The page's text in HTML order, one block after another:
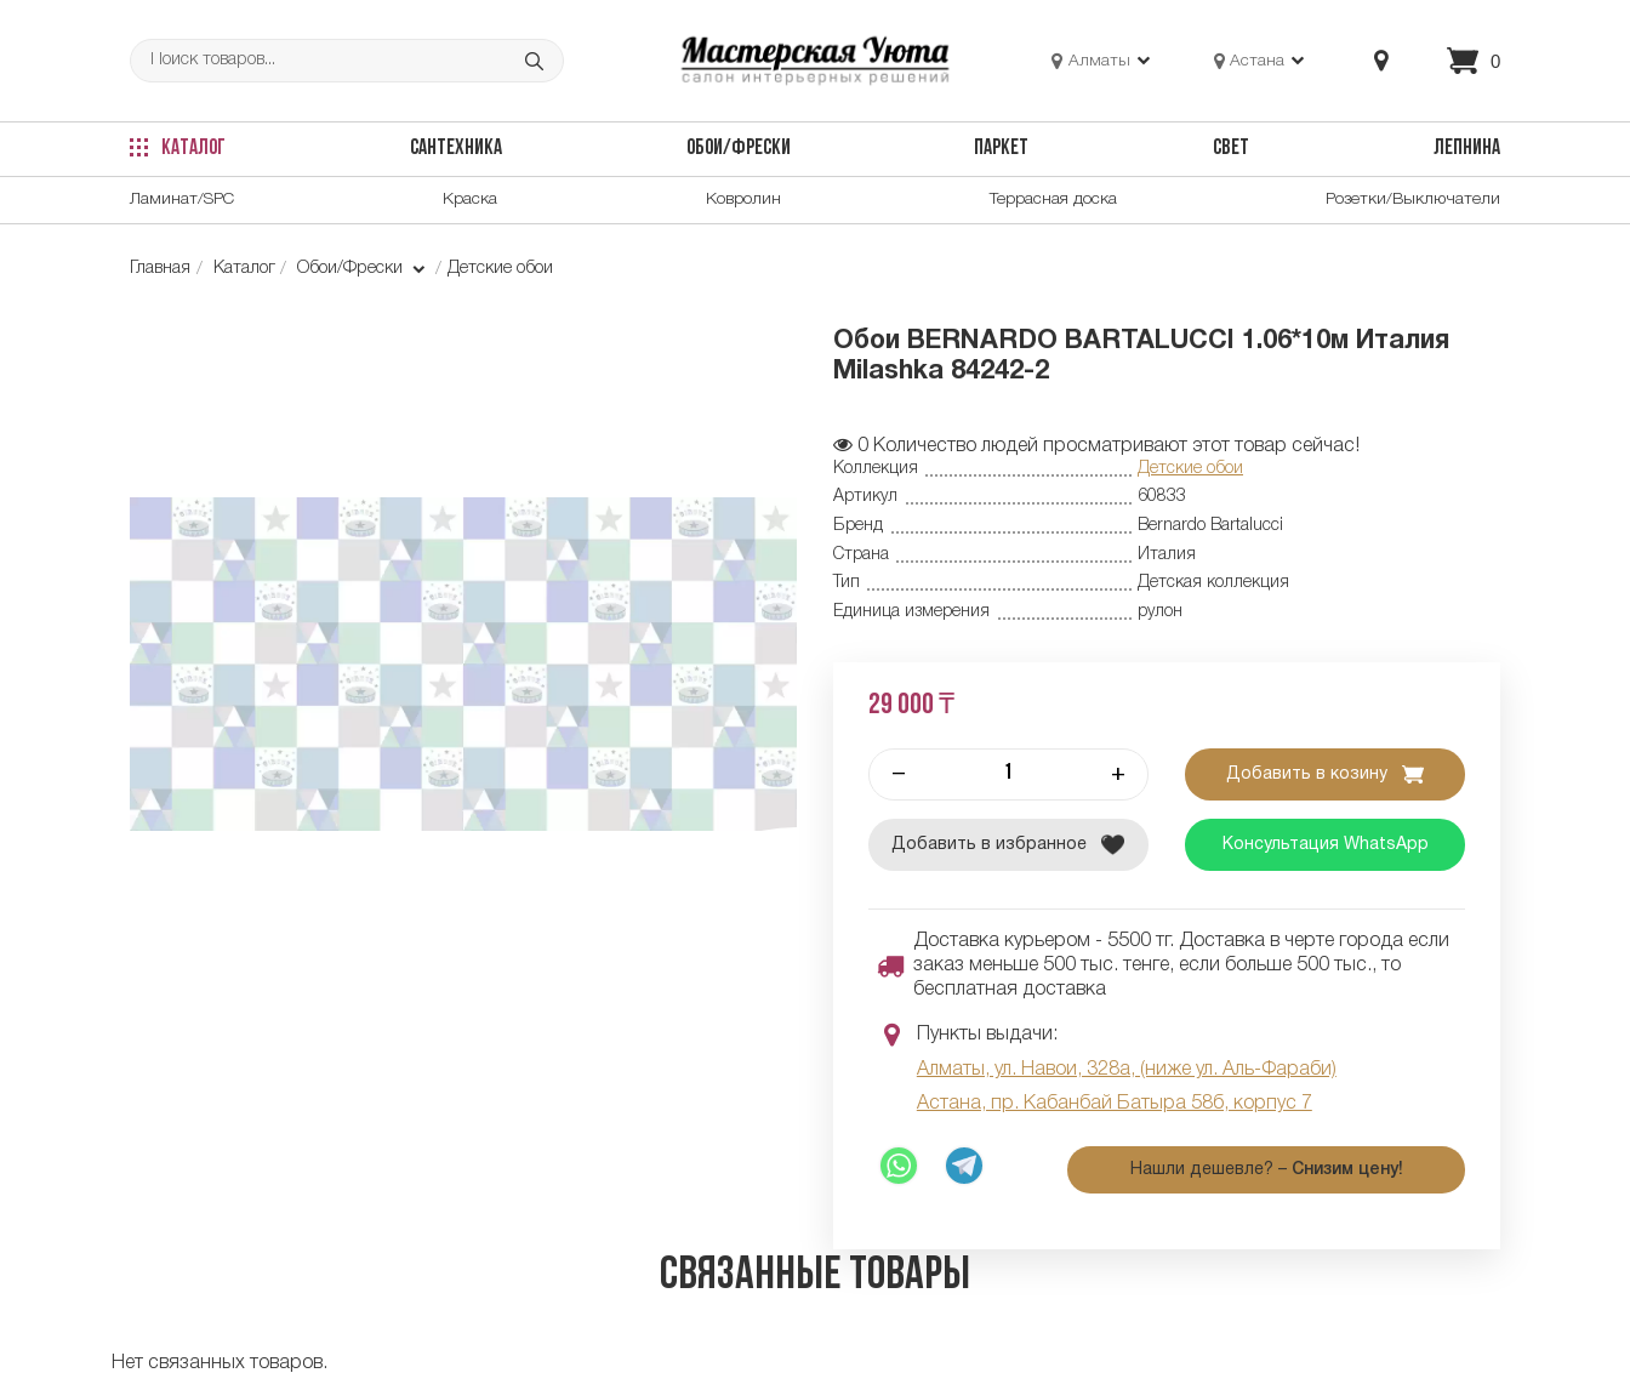
Алматы Астана 0
КАТАЛОГ САНТЕХНИКА ОБОИ/ФРЕСКИ ПАРКЕТ СВЕТ ЛЕПНИНА
Ламинат/SPC Краска Ковролин Террасная доска Розетки/Выключатели
Главная Каталог Обои/Фрески Детские обои
Обои BERNARDO BARTALUCCI 1.06*10м Италия
Milashka 84242-2
0 Количество людей просматривают этот товар сейчас!
Коллекция
Детские обои
Артикул
60833
Бренд
Bernardo Bartalucci
Страна
Италия
Тип
Детская коллекция
Единица измерения
рулон
29 000 ₸
– + Добавить в козину
Добавить в избранное Консультация WhatsApp
Доставка курьером - 5500 тг. Доставка в черте города если
заказ меньше 500 тыс. тенге, если больше 500 тыс., то
бесплатная доставка
Пункты выдачи:
Алматы, ул. Навои, 328а, (ниже ул. Аль-Фараби)
Астана, пр. Кабанбай Батыра 58б, корпус 7
Нашли дешевле? – Снизим цену!
Связанные товары
Нет связанных товаров.